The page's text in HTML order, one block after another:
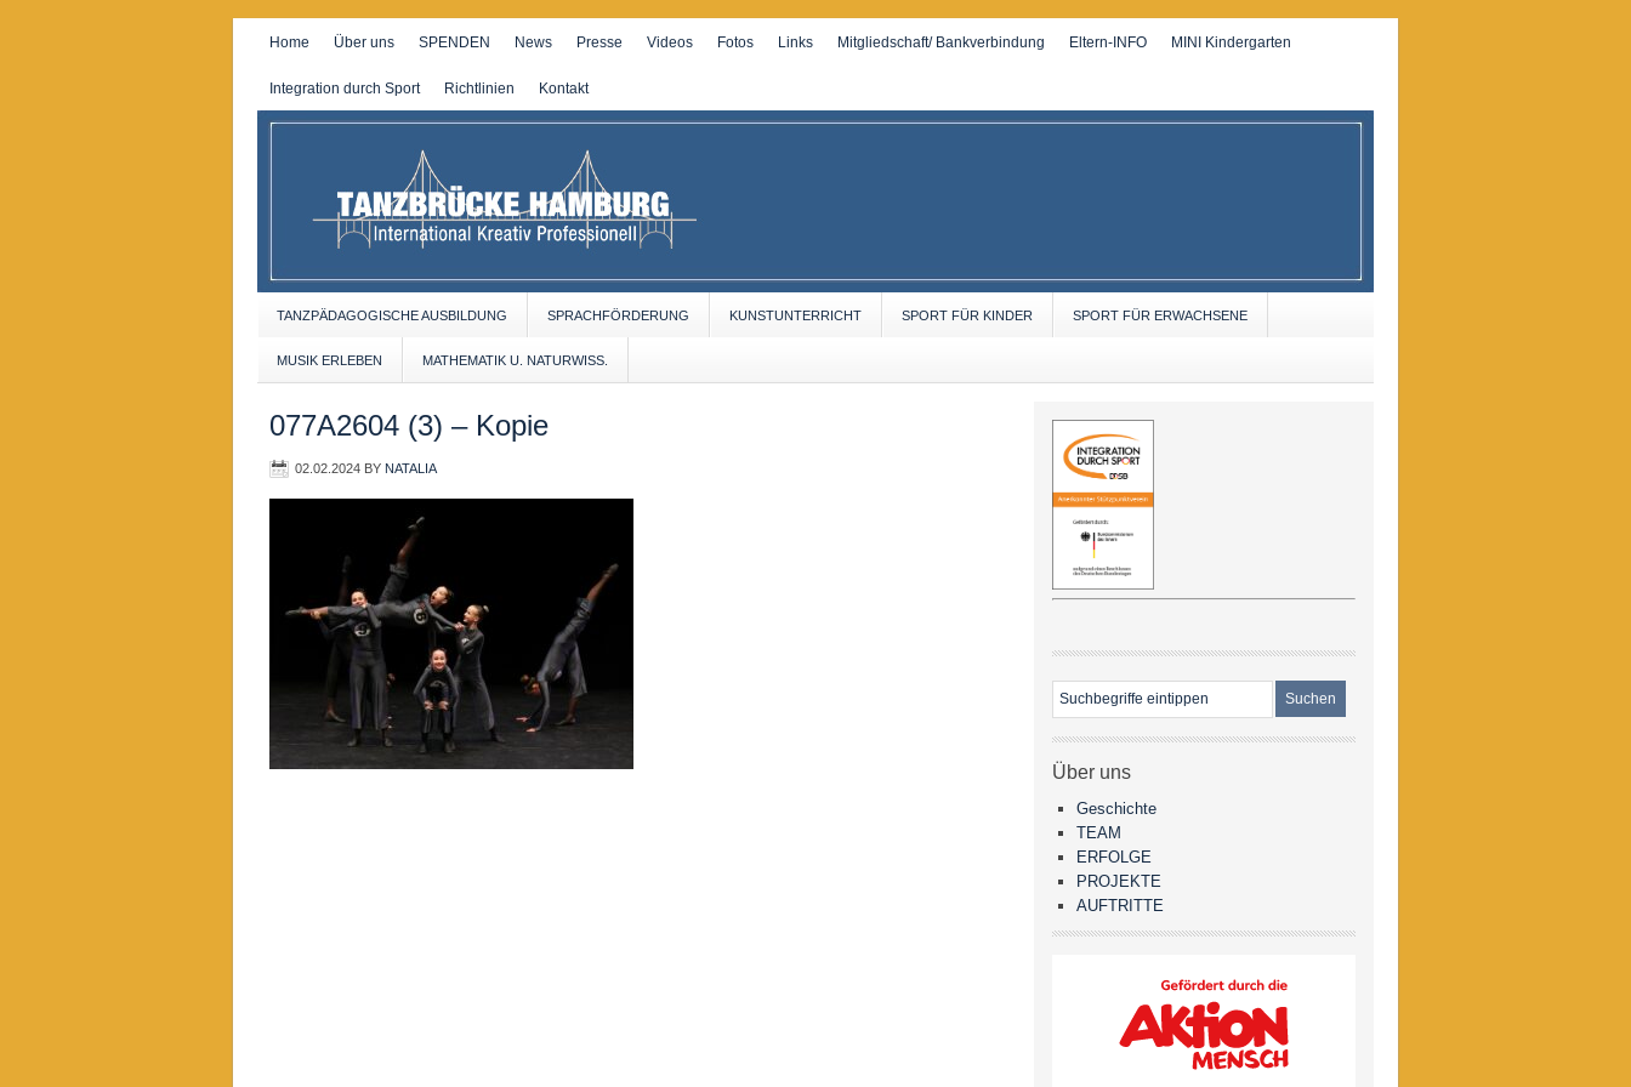
Home Über uns SPENDEN News Presse Videos Fotos Links Mitgliedschaft/ Bankverbindung Eltern-INFO MINI Kindergarten
Integration durch Sport Richtlinien Kontakt
TANZPÄDAGOGISCHE AUSBILDUNG SPRACHFÖRDERUNG KUNSTUNTERRICHT SPORT FÜR KINDER SPORT FÜR ERWACHSENE
MUSIK ERLEBEN MATHEMATIK U. NATURWISS.
077A2604 (3) – Kopie
02.02.2024 BY NATALIA
Über uns
Geschichte
TEAM
ERFOLGE
PROJEKTE
AUFTRITTE